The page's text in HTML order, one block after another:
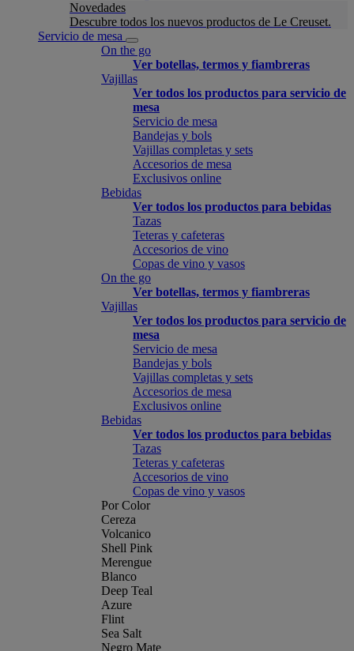
Novedades
Descubre todos los nuevos productos de Le Creuset.
Servicio de mesa
On the go
Ver botellas, termos y fiambreras
Vajillas
Ver todos los productos para servicio de
mesa
Servicio de mesa
Bandejas y bols
Vajillas completas y sets
Accesorios de mesa
Exclusivos online
Bebidas
Ver todos los productos para bebidas
Tazas
Teteras y cafeteras
Accesorios de vino
Copas de vino y vasos
On the go
Ver botellas, termos y fiambreras
Vajillas
Ver todos los productos para servicio de
mesa
Servicio de mesa
Bandejas y bols
Vajillas completas y sets
Accesorios de mesa
Exclusivos online
Bebidas
Ver todos los productos para bebidas
Tazas
Teteras y cafeteras
Accesorios de vino
Copas de vino y vasos
Por Color
Cereza
Volcanico
Shell Pink
Merengue
Blanco
Deep Teal
Azure
Flint
Sea Salt
Negro Mate